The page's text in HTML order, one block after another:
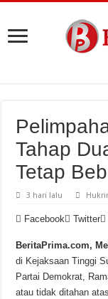
Tahap
Tetap
3 hari lalu
Facebook Twitter
BeritaPrima.com,
di Kejaksaan Tinggi
Partai Demokrat,
atau tidak ditahan